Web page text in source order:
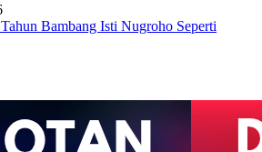
Bambang Isti Nugroho Seperti